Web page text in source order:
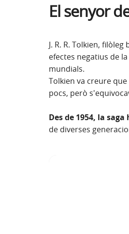
El senyor
J. R. R. Tolkien,
efectes negatius de
mundials.
Tolkien va creure
pocs, però
Des de 1954, la
de diverses